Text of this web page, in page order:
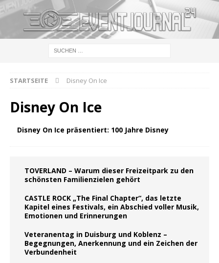
STARTSEITE Disney On Ice
Disney On Ice
Disney On Ice präsentiert: 100 Jahre Disney
TOVERLAND – Warum dieser Freizeitpark zu den
schönsten Familienzielen gehört
CASTLE ROCK „The Final Chapter“, das letzte
Kapitel eines Festivals, ein Abschied voller Musik,
Emotionen und Erinnerungen
Veteranentag in Duisburg und Koblenz –
Begegnungen, Anerkennung und ein Zeichen der
Verbundenheit